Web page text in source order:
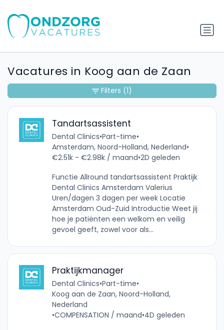
Vacatures in Koog aan de Zaan
Tandartsassistent
Dental Clinics•Part-time•
Amsterdam, Noord-Holland, Nederland•
€2.51k - €2.98k / maand•2D geleden
Functie Allround tandartsassistent Praktijk
Dental Clinics Amsterdam Valerius
Uren/dagen 3 dagen per week Locatie
Amsterdam Oud-Zuid Introductie Weet jij
hoe je patiënten een welkom en veilig
gevoel geeft, zowel voor als...
Praktijkmanager
Dental Clinics•Part-time•
Koog aan de Zaan, Noord-Holland,
Nederland
•COMPENSATION / maand•4D geleden
Filters (1)